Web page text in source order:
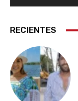
RECIENTES